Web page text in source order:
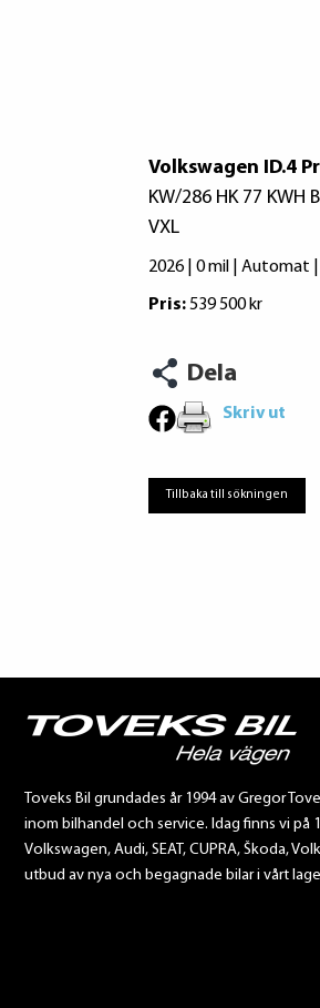
Volkswagen ID.4
KW/286 HK 77 KWH
VXL
2026 | 0 mil | Automat |
Pris:539 500 kr
Dela
Skriv ut
Tillbaka till sökningen
Toveks Bil grundades år 1994 av Gregor
inom bilhandel och service. Idag finns vi
Volkswagen, Audi, SEAT, CUPRA, Škoda,
utbud av nya och begagnade bilar i vårt